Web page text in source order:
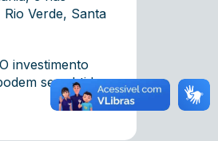
Verde, Santa
investimento
ser obtidas